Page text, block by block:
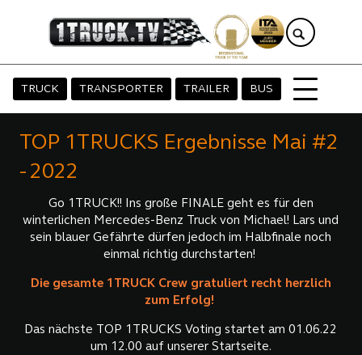
TRUCK TRANSPORTER TRAILER BUS
TOP 1TRUCKS Ergebnisse Mai #2
- 2022
Go 1TRUCK!! Ins große FINALE geht es für den
winterlichen Mercedes-Benz Truck von Michael! Lars und
sein blauer Gefährte dürfen jedoch im Halbfinale noch
einmal richtig durchstarten!
Die gesamte 1TRUCK Crew gratuliert recht herzlich
zum Erfolg!
Das nächste TOP 1TRUCKS Voting startet am 01.06.22
um 12.00 auf unserer Startseite.